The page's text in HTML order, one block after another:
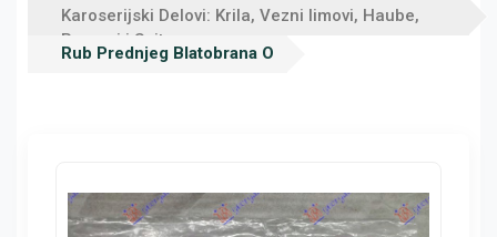
Karoserijski Delovi: Krila, Vezni limovi, Haube,
Pragovi i Sajtne
Rub Prednjeg Blatobrana O